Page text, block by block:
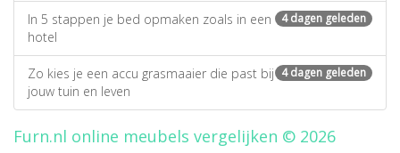
4 dagen geleden
In 5 stappen je bed opmaken zoals in een
hotel
4 dagen geleden
Zo kies je een accu grasmaaier die past bij
jouw tuin en leven
Furn.nl online meubels vergelijken © 2026